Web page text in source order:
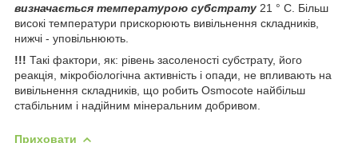
визначається температурою субстрату 21 ° С. Більш
високі температури прискорюють вивільнення складників,
нижчі - уповільнюють.
!!! Такі фактори, як: рівень засоленості субстрату, його
реакція, мікробіологічна активність і опади, не впливають на
вивільнення складників, що робить Osmocote найбільш
стабільним і надійним мінеральним добривом.
Приховати